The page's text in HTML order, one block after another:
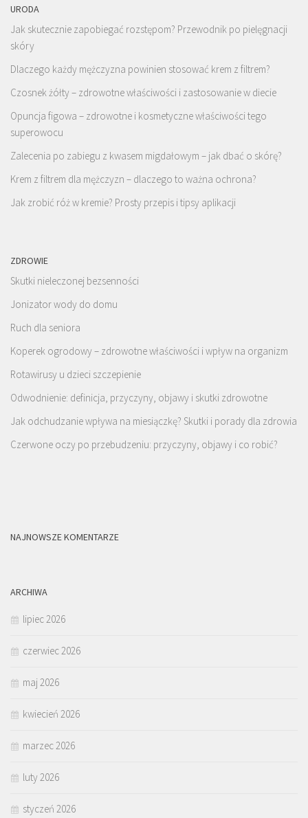
URODA
Jak skutecznie zapobiegać rozstępom? Przewodnik po pielęgnacji
skóry
Dlaczego każdy mężczyzna powinien stosować krem z filtrem?
Czosnek żółty – zdrowotne właściwości i zastosowanie w diecie
Opuncja figowa – zdrowotne i kosmetyczne właściwości tego
superowocu
Zalecenia po zabiegu z kwasem migdałowym – jak dbać o skórę?
Krem z filtrem dla mężczyzn – dlaczego to ważna ochrona?
Jak zrobić róż w kremie? Prosty przepis i tipsy aplikacji
ZDROWIE
Skutki nieleczonej bezsenności
Jonizator wody do domu
Ruch dla seniora
Koperek ogrodowy – zdrowotne właściwości i wpływ na organizm
Rotawirusy u dzieci szczepienie
Odwodnienie: definicja, przyczyny, objawy i skutki zdrowotne
Jak odchudzanie wpływa na miesiączkę? Skutki i porady dla zdrowia
Czerwone oczy po przebudzeniu: przyczyny, objawy i co robić?
NAJNOWSZE KOMENTARZE
ARCHIWA
lipiec 2026
czerwiec 2026
maj 2026
kwiecień 2026
marzec 2026
luty 2026
styczeń 2026